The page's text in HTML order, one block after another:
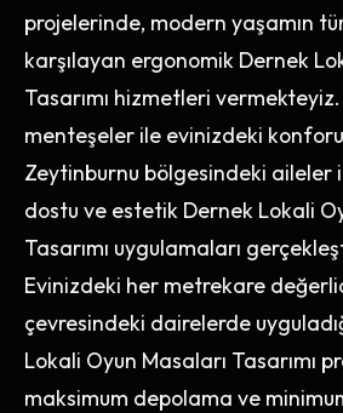
projelerinde, modern yaşamın
karşılayan ergonomik Dernek
Tasarımı hizmetleri vermekteyiz.
menteşeler ile evinizdeki konforu
Zeytinburnu bölgesindeki aileler
dostu ve estetik Dernek Lokali
Tasarımı uygulamaları
Evinizdeki her metrekare
çevresindeki dairelerde
Lokali Oyun Masaları Tasarımı
maksimum depolama ve